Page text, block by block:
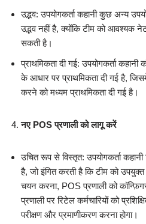
उद्भव: उपयोगकर्ता कहानी कुछ अन्य
उद्भव नहीं है, क्योंकि टीम को आवश्यक
सकती है।
प्राथमिकता दी गई: उपयोगकर्ता
के आधार पर प्राथमिकता दी गई है,
करने को मध्यम प्राथमिकता दी गई है।
नए POS प्रणाली को लागू करें
उचित रूप से विस्तृत: उपयोगकर्ता
है, जो इंगित करती है कि टीम को
चयन करना, POS प्रणाली को
प्रणाली पर रिटेल कर्मचारियों को
परीक्षण और प्रमाणीकरण करना होगा।